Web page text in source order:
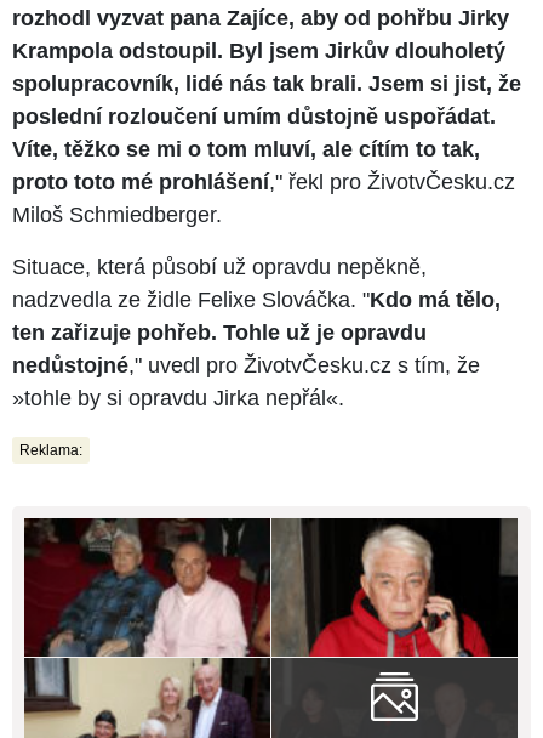
rozhodl vyzvat pana Zajíce, aby od pohřbu Jirky
Krampola odstoupil. Byl jsem Jirkův dlouholetý
spolupracovník, lidé nás tak brali. Jsem si jist, že
poslední rozloučení umím důstojně uspořádat.
Víte, těžko se mi o tom mluví, ale cítím to tak,
proto toto mé prohlášení," řekl pro ŽivotvČesku.cz
Miloš Schmiedberger.
Situace, která působí už opravdu nepěkně,
nadzvedla ze židle Felixe Slováčka. "Kdo má tělo,
ten zařizuje pohřeb. Tohle už je opravdu
nedůstojné," uvedl pro ŽivotvČesku.cz s tím, že
»tohle by si opravdu Jirka nepřál«.
Reklama: